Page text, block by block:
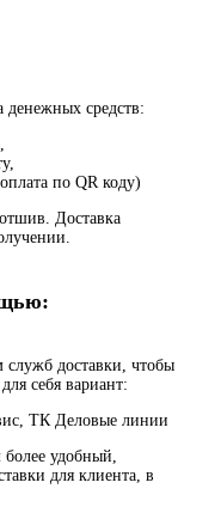
денежных средств:
по QR коду)
Доставка
доставки, чтобы
себя вариант:
ТК Деловые линии
удобный,
для клиента, в